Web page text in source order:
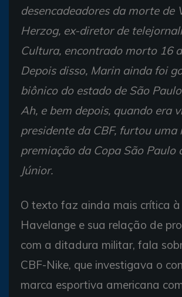
desencadeadores da morte de
Herzog, ex-diretor de
Cultura, encontrado morto 16
Depois disso, Marin ainda foi
biônico do estado de São
Ah, e bem depois, quando era
presidente da CBF, furtou uma
premiação da Copa São Paulo
Júnior.
O texto faz ainda mais crítica à
Havelange e sua relação de
com a ditadura militar, fala
CBF-Nike, que investigava o
marca esportiva americana